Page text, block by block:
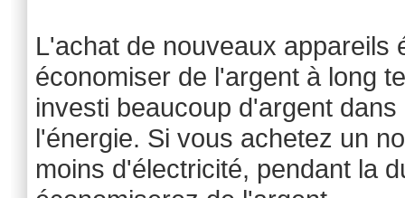
L'achat de nouveaux appareils
économiser de l'argent à long
investi beaucoup d'argent
l'énergie. Si vous achetez un
moins d'électricité, pendant la